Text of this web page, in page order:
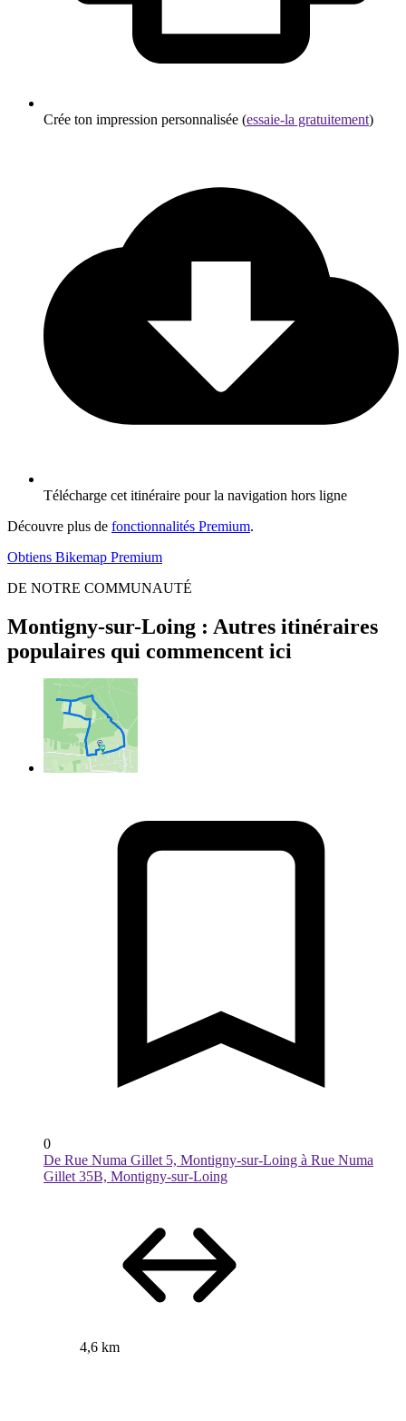
Crée ton impression personnalisée (essaie-la gratuitement)
Télécharge cet itinéraire pour la navigation hors ligne
Découvre plus de fonctionnalités Premium.
Obtiens Bikemap Premium
DE NOTRE COMMUNAUTÉ
Montigny-sur-Loing : Autres itinéraires
populaires qui commencent ici
0
De Rue Numa Gillet 5, Montigny-sur-Loing à Rue Numa
Gillet 35B, Montigny-sur-Loing
4,6 km